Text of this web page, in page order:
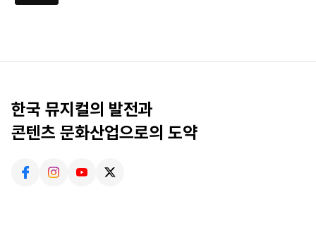
한국 뮤지컬의 발전과
콘텐츠 문화산업으로의 도약